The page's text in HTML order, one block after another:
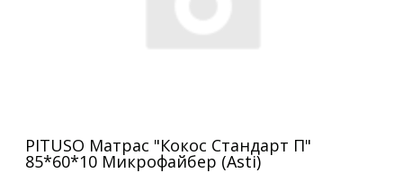
PITUSO Матрас "Кокос Стандарт П"
85*60*10 Микрофайбер (Asti)